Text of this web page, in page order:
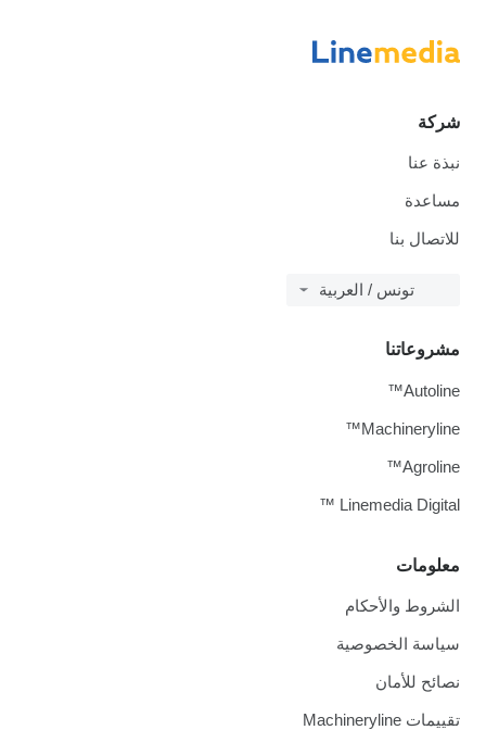
شركة
نبذة عنا
مساعدة
للاتصال بنا
تونس / العربية
معلومات
الشروط والأحكام
سياسة الخصوصية
نصائح للأمان
تقييمات Machineryline
مشروعاتنا
Autoline™
Machineryline™
Agroline™
Linemedia Digital ™